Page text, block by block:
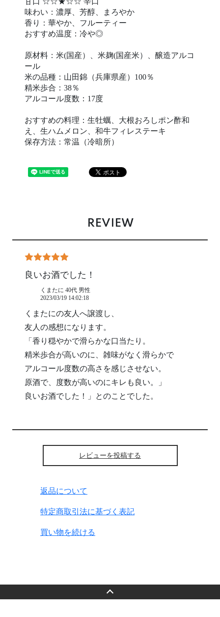
味わい：濃厚、芳醇、まろやか
香り：華やか、フルーティー
おすすめ温度：冷や◎
原材料：米(国産）、米麹(国産米）、醸造アルコ
ール
米の品種：山田錦（兵庫県産）100％
精米歩合：38％
アルコール度数：17度
おすすめの料理：生牡蠣、大根おろしポン酢和
え、生ハムメロン、和牛フィレステーキ
保存方法：常温（冷暗所）
REVIEW
良いお酒でした！
くまたに 40代 男性
2023/03/19 14:02:18
くまたにの友人へ譲渡し、
友人の感想になります。
「香り穏やかで滑らかな口当たり。
精米歩合が高いのに、雑味がなく滑らかで
アルコール度数の高さを感じさせない。
原酒で、度数が高いのにキレも良い。」
良いお酒でした！」とのことでした。
レビューを投稿する
返品について
特定商取引法に基づく表記
買い物を続ける